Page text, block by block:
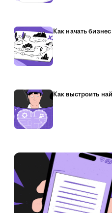
Как начать
Как выстроить